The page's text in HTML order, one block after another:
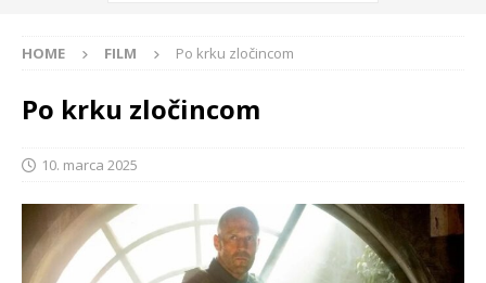
HOME FILM Po krku zločincom
Po krku zločincom
10. marca 2025